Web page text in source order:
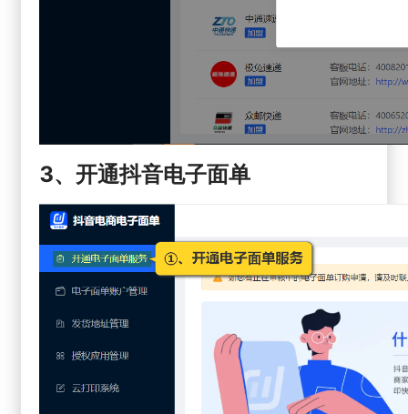
3、开通抖音电子面单